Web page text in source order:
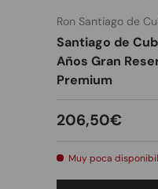
Ron Santiago de
Santiago de
Años Gran
Premium
Precio normal
206,50€
Muy poca